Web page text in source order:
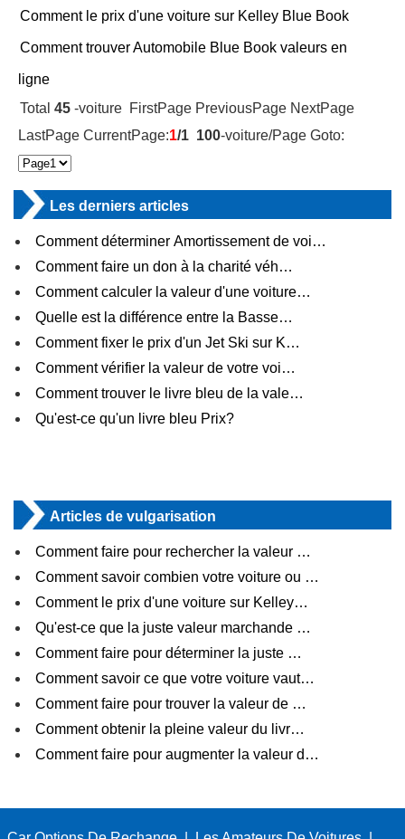
Comment le prix d'une voiture sur Kelley Blue Book
Comment trouver Automobile Blue Book valeurs en
ligne
Total 45 -voiture FirstPage PreviousPage NextPage
LastPage CurrentPage:1/1 100-voiture/Page Goto:
Les derniers articles
Comment déterminer Amortissement de voi…
Comment faire un don à la charité véh…
Comment calculer la valeur d'une voiture…
Quelle est la différence entre la Basse…
Comment fixer le prix d'un Jet Ski sur K…
Comment vérifier la valeur de votre voi…
Comment trouver le livre bleu de la vale…
Qu'est-ce qu'un livre bleu Prix?
Articles de vulgarisation
Comment faire pour rechercher la valeur …
Comment savoir combien votre voiture ou …
Comment le prix d'une voiture sur Kelley…
Qu'est-ce que la juste valeur marchande …
Comment faire pour déterminer la juste …
Comment savoir ce que votre voiture vaut…
Comment faire pour trouver la valeur de …
Comment obtenir la pleine valeur du livr…
Comment faire pour augmenter la valeur d…